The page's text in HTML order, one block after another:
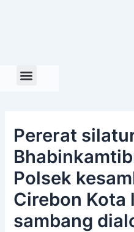
Pererat
Polsek
Cirebon Kota
sambang